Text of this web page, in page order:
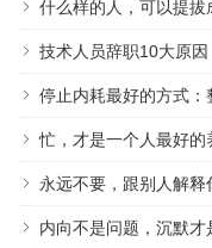
什么样的人，可以提拔
技术人员辞职10大原因
停止内耗最好的方式：
忙，才是一个人最好的
永远不要，跟别人解释
内向不是问题，沉默才